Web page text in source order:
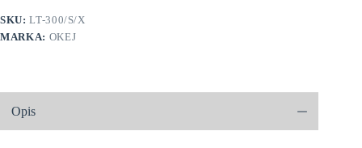
zewnętrzne
300
-
Ciepły
Biały
SKU:LT-300/S/X
MARKA: OKEJ
Opis